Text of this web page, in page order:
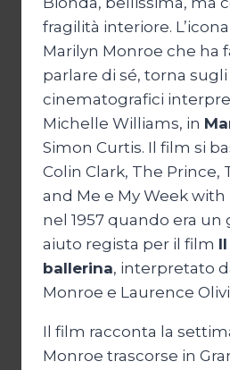
fragilità interiore.
Marilyn Monroe che ha
parlare di sé, torna
cinematografici
Michelle Williams, in
Simon Curtis. Il film si
Colin Clark, The Prince,
and Me e My Week
nel 1957 quando era un
aiuto regista per il film
ballerina, interpretato
Monroe e Laurence
Il film racconta la
Monroe trascorse in